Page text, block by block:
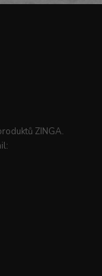
ZINGA.